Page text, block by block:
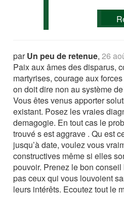
parUn peu de retenue,26
Paix aux âmes des disparus,
martyrises, courage aux
on doit dire non au système
Vous êtes venus apporter
existant. Posez les vraies
demagogie. En tout cas le
trouvé s est aggrave . Qu est
jusqu’à date, voulez vous
constructives même si elles
pouvoir. Prenez le bon
pas ceux qui vous louvoient
leurs intérêts. Ecoutez tout le